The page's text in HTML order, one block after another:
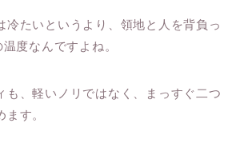
冷たいというより、領地と人を背負っ
度なんですよね。
も、軽いノリではなく、まっすぐ二つ
す。